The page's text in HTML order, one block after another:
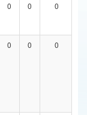
0 0 0
0 0 0